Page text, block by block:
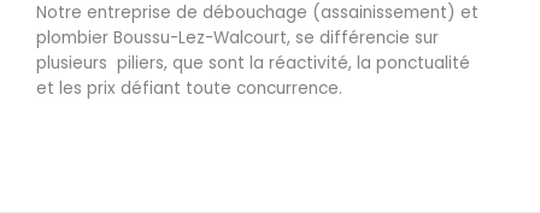
Notre entreprise de débouchage (assainissement) et
plombier Boussu-Lez-Walcourt, se différencie sur
plusieurs piliers, que sont la réactivité, la ponctualité
et les prix défiant toute concurrence.